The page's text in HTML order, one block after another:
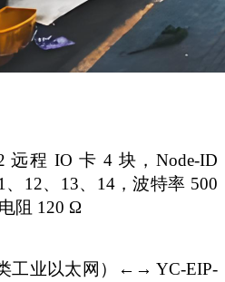
远程 IO 卡 4 块，Node-ID
、12、13、14，波特率 500
阻 120 Ω
工业以太网）←→ YC-EIP-